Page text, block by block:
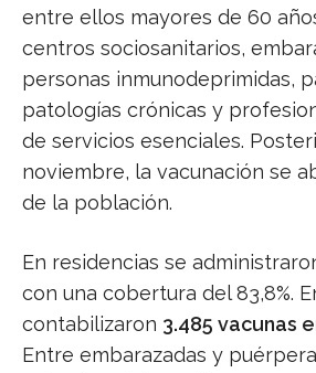
entre ellos mayores de 60
centros sociosanitarios,
personas inmunodeprimidas,
patologías crónicas y
de servicios esenciales.
noviembre, la vacunación se
de la población.
En residencias se
con una cobertura del 83,8%.
contabilizaron 3.485 vacunas
Entre embarazadas y